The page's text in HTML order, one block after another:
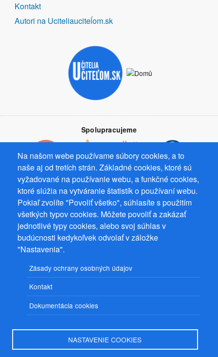
Na našom webe používame súbory cookies, a to
naše aj od tretích strán. Základné cookies, ktoré sú
vyžadované na používanie webu, a funkčné cookies,
ktoré slúžia na vytváranie štatistík o používaní webu.
Pokiaľ zvolíte "Povoliť všetko", súhlasíte s použitím
všetkých typov cookies. Môžete povoliť a zakázať
jednotlivé typy cookies, alebo svoj súhlas v
budúcnosti kedykoľvek odvolať v záložke
"Nastavenia".
Zásady ochrany osobných údajov
Kontakt
Dokumentácia cookies
NASTAVENIE COOKIES
Kontakt
Autori na Uciteliauciteĺom.sk
Spolupracujeme
Prevádzkovateľ: Mgr. Bc. Žaneta Radimecká, MBA, Ostrov 256, 561
22 Ostrov, IČ 08993033, DIČ CZ9161263958
© 2026PuzzleWebss.r.o.